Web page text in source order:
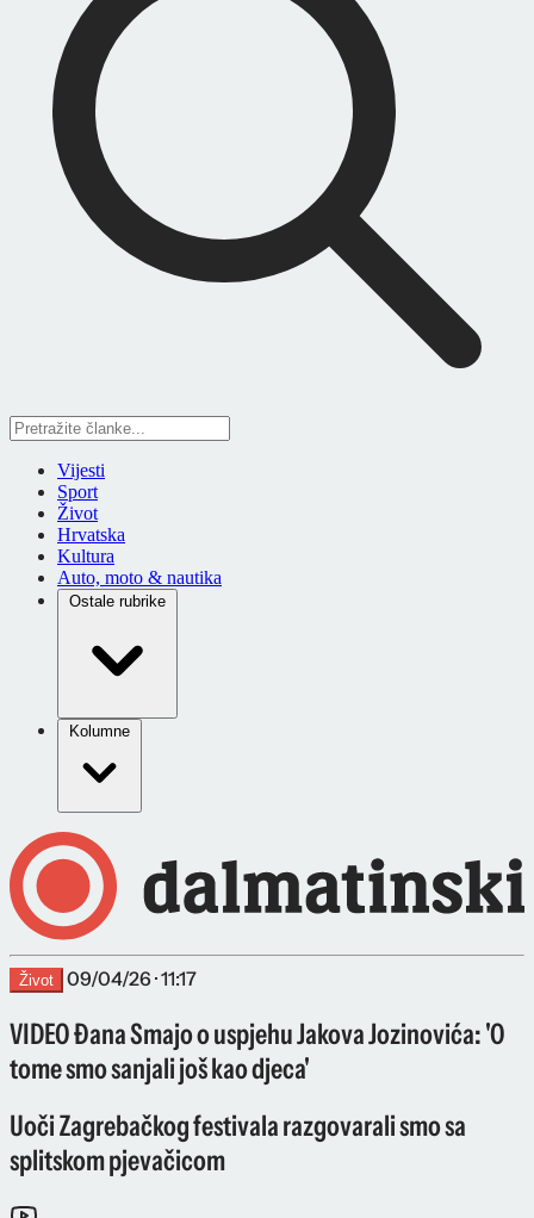
Vijesti
Sport
Život
Hrvatska
Kultura
Auto, moto & nautika
Ostale rubrike
Kolumne
Život 09/04/26 · 11:17
VIDEO Đana Smajo o uspjehu Jakova Jozinovića: 'O
tome smo sanjali još kao djeca'
Uoči Zagrebačkog festivala razgovarali smo sa
splitskom pjevačicom